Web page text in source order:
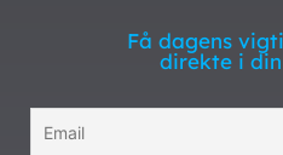
Få dagens
direkte i